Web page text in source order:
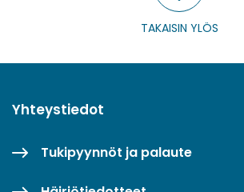
TAKAISIN YLÖS
Yhteystiedot
Tukipyynnöt ja palaute